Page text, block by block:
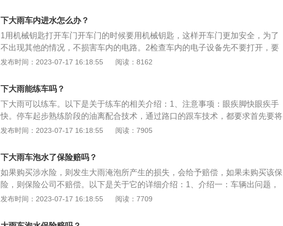
车躲雨。3、行驶在低洼积水路段：行驶在低洼积水路段，要匀速慢行，防止发
下大雨车内进水怎么办？
1用机械钥匙打开车门开车门的时候要用机械钥匙，这样开车门更加安全，为了
不出现其他的情况，不损害车内的电路。2检查车内的电子设备先不要打开，要
用刻意吸干的东西试验一下，如果没有问题就晒一下，或是用电吹风等东西吹一
用吸尘器吸一吸水，车内的座椅都需要烘干。4车内杀菌在太阳底下打开车门天
菌。
发布时间：2023-07-17 16:18:55 阅读：8162
下大雨能练车吗？
下大雨可以练车。以下是关于练车的相关介绍：1、注意事项：眼疾脚快眼疾手
快。停车起步熟练阶段的油离配合技术，通过路口的跟车技术，都要求首先要将
右脚在第一时间摆渡到刹车踏板上，根据情况决定点刹的力度，而后车身摆动方
反光镜，以车位前方车辆车头的中线为参照物，当后车轮的一半过了这条线时，
开始打足方向盘倒车，待车辆进入2/3以后，再回方向盘。
发布时间：2023-07-17 16:18:55 阅读：7905
下大雨车泡水了保险赔吗？
如果购买涉水险，则发生大雨淹泡所产生的损失，会给予赔偿，如果未购买该保
险，则保险公司不赔偿。以下是关于它的详细介绍：1、介绍一：车辆出问题，
及时打电话向保险公司备案，一定要在24小时之内报案。2、介绍二：当积水深
介绍三：暴雨天气尽量不要驾车外出，若必须驾车出门，在出门前应仔细检查灯
发布时间：2023-07-17 16:18:55 阅读：7709